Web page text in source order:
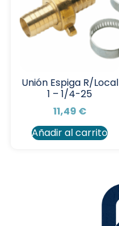
Unión Espiga R/Local
1 – 1/4-25
11,49 €
Añadir al carrito